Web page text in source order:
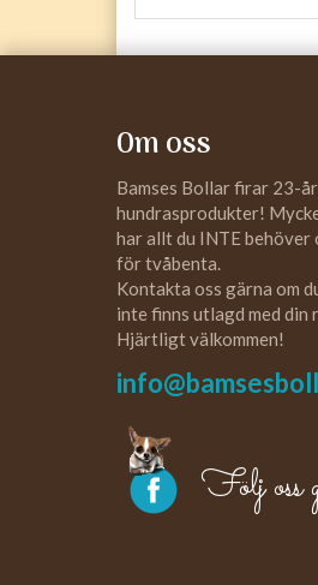
Om oss
Bamses Bollar firar 23-
hundrasprodukter!
har allt du INTE
för tvåbenta.
Kontakta oss gärna om
inte finns utlagd med din
Hjärtligt välkommen!
Följ oss